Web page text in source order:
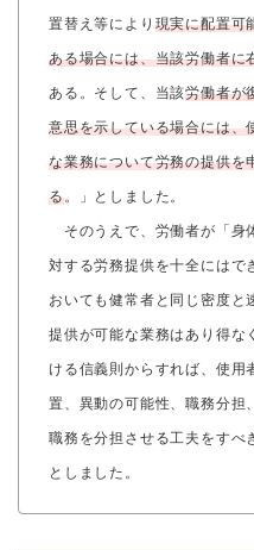
置替え等により 現実に配置可
ある場合には、当該労働者に
ある。そして、当該労働者が
意思を示している場合には、
な業務について労務の提供を
る。」としました。
そのうえで、労働者が「身
対する労務提供を十全にはで
おいても健常者と同じ密度と
提供が可能な業務はあり得な
ける信義則からすれば、使用
置、異動の可能性、職務分担
職務を分担させる工夫をすべ
としました。